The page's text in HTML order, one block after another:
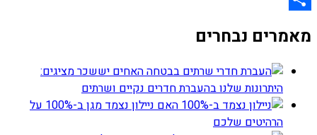
מאמרים נבחרים
האחים יששכר מציגים:
היתרונות שלנו בהעברת חדרים נקיים ושרתים
האם ניילון נצמד מגן ב-100% על
הרהיטים שלכם